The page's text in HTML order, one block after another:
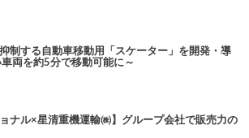
制する自動車移動用「スケーター」を開発・導
両を約5分で移動可能に～
ナル×星清重機運輸㈱】グループ会社で販売力の